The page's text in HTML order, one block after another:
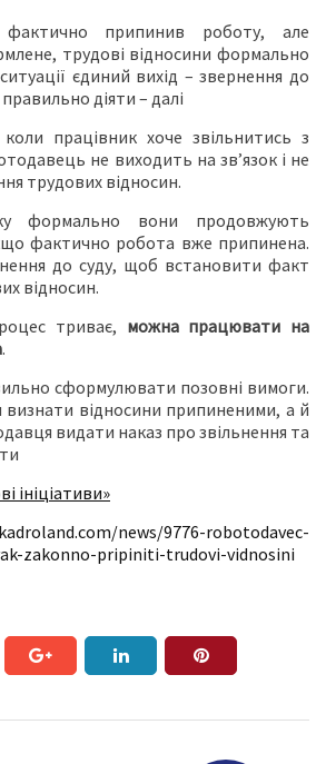
припинив роботу, але
трудові відносини формально
єдиний вихід – звернення до
діяти – далі
працівник хоче звільнитись з
не виходить на зв’язок і не
трудових відносин.
формально вони продовжують
фактично робота вже припинена.
до суду, щоб встановити факт
відносин.
триває, можна працювати на
.
сформулювати позовні вимоги.
визнати відносини припиненими, а й
видати наказ про звільнення та
ініціативи»
news/9776-robotodavec-
zakonno-pripiniti-trudovi-vidnosini